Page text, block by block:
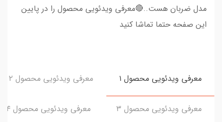
مدل ضربان هست..🔴معرفی ویدئویی محصول را در پایین
این صفحه حتما تماشا کنید
معرفی ویدئویی محصول ۱ معرفی ویدئویی محصول ۲
معرفی ویدئویی محصول ۳ معرفی ویدئویی محصول ۴